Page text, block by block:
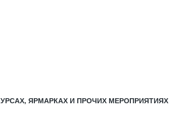
ЯРМАРКАХ И ПРОЧИХ МЕРОПРИЯТИЯХ